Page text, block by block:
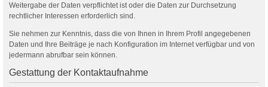
Weitergabe der Daten verpflichtet ist oder die Daten zur Durchsetzung
rechtlicher Interessen erforderlich sind.
Sie nehmen zur Kenntnis, dass die von Ihnen in Ihrem Profil angegebenen
Daten und Ihre Beiträge je nach Konfiguration im Internet verfügbar und von
jedermann abrufbar sein können.
Gestattung der Kontaktaufnahme